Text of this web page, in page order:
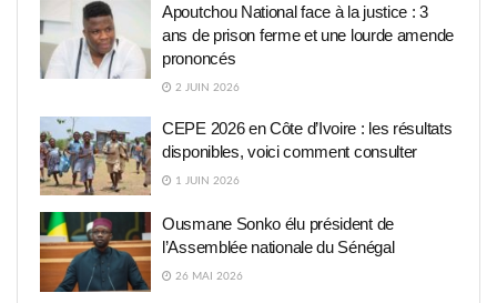
Apoutchou National face à la justice : 3
ans de prison ferme et une lourde amende
prononcés
2 JUIN 2026
CEPE 2026 en Côte d’Ivoire : les résultats
disponibles, voici comment consulter
1 JUIN 2026
Ousmane Sonko élu président de
l’Assemblée nationale du Sénégal
26 MAI 2026